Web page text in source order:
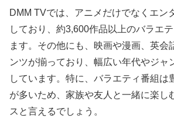
DMM TVでは、アニメだけでなくエン
しており、約3,600作品以上のバラエ
ます。その他にも、映画や漫画、英会
ンツが揃っており、幅広い年代やジャ
しています。特に、バラエティ番組は
が多いため、家族や友人と一緒に楽し
スと言えるでしょう。